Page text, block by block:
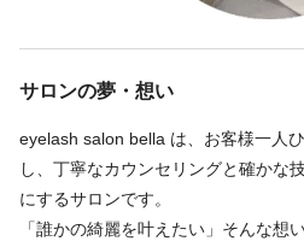
サロンの夢・想い
eyelash salon bella は、お客様一人
し、丁寧なカウンセリングと確かな
にするサロンです。
「誰かの綺麗を叶えたい」そんな想